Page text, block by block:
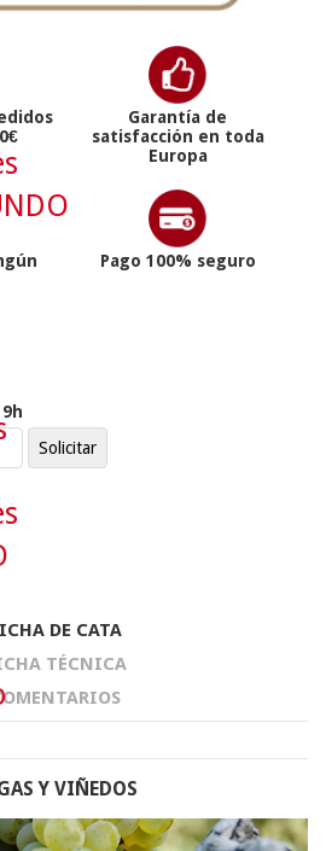
Garantía de
satisfacción en toda
Europa
Pago 100% seguro
DE CATA
TÉCNICA
Y VIÑEDOS